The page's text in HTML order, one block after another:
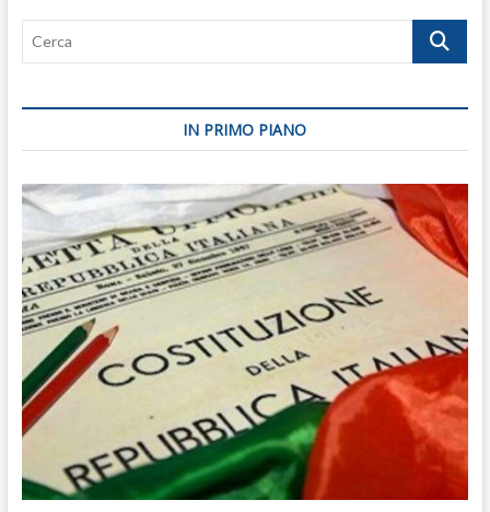
Cerca
IN PRIMO PIANO